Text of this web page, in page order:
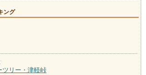
ング
ツリー・津軽峠